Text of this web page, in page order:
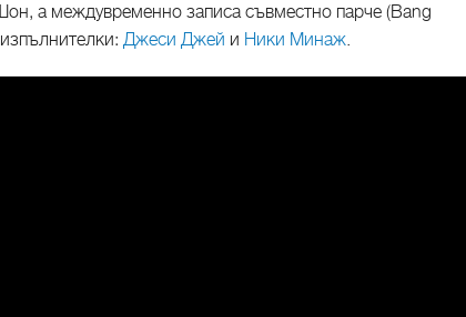
а междувременно записа съвместно парче (Bang
Джеси Джей и Ники Минаж.